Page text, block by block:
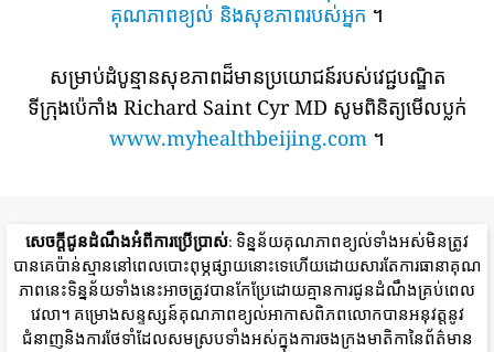
គុណភាពខ្យល់ និងសុខភាពរបស់អ្នក ។
សម្រាប់ដំបូន្មានសុខភាពដ៏មានប្រយោជន៍របស់វេជ្ជបណ្ឌិត
ទីក្រុងប៉េកាំង Richard Saint Cyr MD សូមពិនិត្យមើលប្លក់
www.myhealthbeijing.com ។
សេចក្តីជូនដំណឹងអំពីការប្រើប្រាស់: ទិន្នន័យគុណភាពខ្យល់ទាំងអស់មិនត្រូវ
បានគេប៉ាន់ស្មាននៅពេលបោះពុម្ភផ្សាយនោះទេហើយដោយសារតែការធានាគុណ
ភាពនេះទិន្នន័យទាំងនេះអាចត្រូវបានកែប្រែដោយគ្មានការជូនដំណឹងគ្រប់ពេល
វេលា។ គម្រោងសន្ទស្សន៍គុណភាពខ្យល់អាកាសពិភពលោកបានអនុវត្តនូវ
ជំនាញនិងការថែទាំដែលសមស្របទាំងអស់ក្នុងការចងក្រងមាតិកានៃព័ត៌មាន